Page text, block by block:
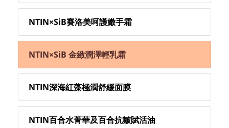
NTIN×SiB賽洛美呵護嫩手霜
NTIN×SiB 金緻潤澤輕乳霜
NTIN深海紅藻極潤舒緩面膜
NTIN百合水菁華及百合抗皺賦活油